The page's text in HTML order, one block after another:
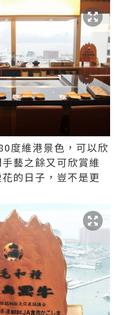
度維港景色，可以欣
藝之餘又可欣賞維
的日子，豈不是更